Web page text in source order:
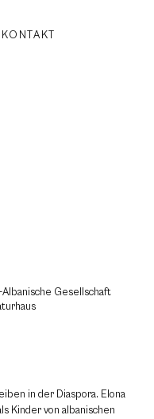
KONTAKT
Gesellschaft
in der Diaspora. Elona
Kinder von albanischen